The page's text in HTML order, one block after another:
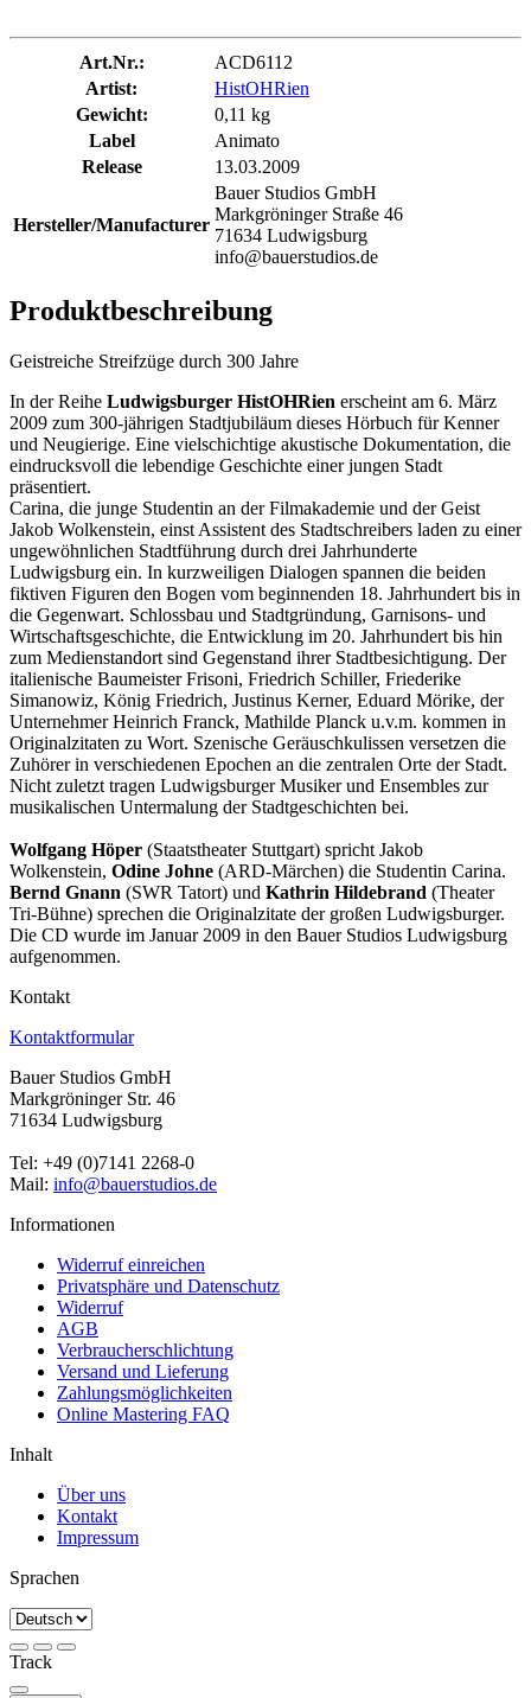
Art.Nr.:
ACD6112
Artist:
HistOHRien
Gewicht:
0,11 kg
Label
Animato
Release
13.03.2009
Hersteller/Manufacturer
Bauer Studios GmbH
Markgröninger Straße 46
71634 Ludwigsburg
info@bauerstudios.de
Produktbeschreibung
Geistreiche Streifzüge durch 300 Jahre
In der Reihe Ludwigsburger HistOHRien erscheint am 6. März
2009 zum 300-jährigen Stadtjubiläum dieses Hörbuch für Kenner
und Neugierige. Eine vielschichtige akustische Dokumentation, die
eindrucksvoll die lebendige Geschichte einer jungen Stadt
präsentiert.
Carina, die junge Studentin an der Filmakademie und der Geist
Jakob Wolkenstein, einst Assistent des Stadtschreibers laden zu einer
ungewöhnlichen Stadtführung durch drei Jahrhunderte
Ludwigsburg ein. In kurzweiligen Dialogen spannen die beiden
fiktiven Figuren den Bogen vom beginnenden 18. Jahrhundert bis in
die Gegenwart. Schlossbau und Stadtgründung, Garnisons- und
Wirtschaftsgeschichte, die Entwicklung im 20. Jahrhundert bis hin
zum Medienstandort sind Gegenstand ihrer Stadtbesichtigung. Der
italienische Baumeister Frisoni, Friedrich Schiller, Friederike
Simanowiz, König Friedrich, Justinus Kerner, Eduard Mörike, der
Unternehmer Heinrich Franck, Mathilde Planck u.v.m. kommen in
Originalzitaten zu Wort. Szenische Geräuschkulissen versetzen die
Zuhörer in verschiedenen Epochen an die zentralen Orte der Stadt.
Nicht zuletzt tragen Ludwigsburger Musiker und Ensembles zur
musikalischen Untermalung der Stadtgeschichten bei.
Wolfgang Höper (Staatstheater Stuttgart) spricht Jakob
Wolkenstein, Odine Johne (ARD-Märchen) die Studentin Carina.
Bernd Gnann (SWR Tatort) und Kathrin Hildebrand (Theater
Tri-Bühne) sprechen die Originalzitate der großen Ludwigsburger.
Die CD wurde im Januar 2009 in den Bauer Studios Ludwigsburg
aufgenommen.
Kontakt
Kontaktformular
Bauer Studios GmbH
Markgröninger Str. 46
71634 Ludwigsburg
Tel: +49 (0)7141 2268-0
Mail: info@bauerstudios.de
Informationen
Widerruf einreichen
Privatsphäre und Datenschutz
Widerruf
AGB
Verbraucherschlichtung
Versand und Lieferung
Zahlungsmöglichkeiten
Online Mastering FAQ
Inhalt
Über uns
Kontakt
Impressum
Sprachen
Track